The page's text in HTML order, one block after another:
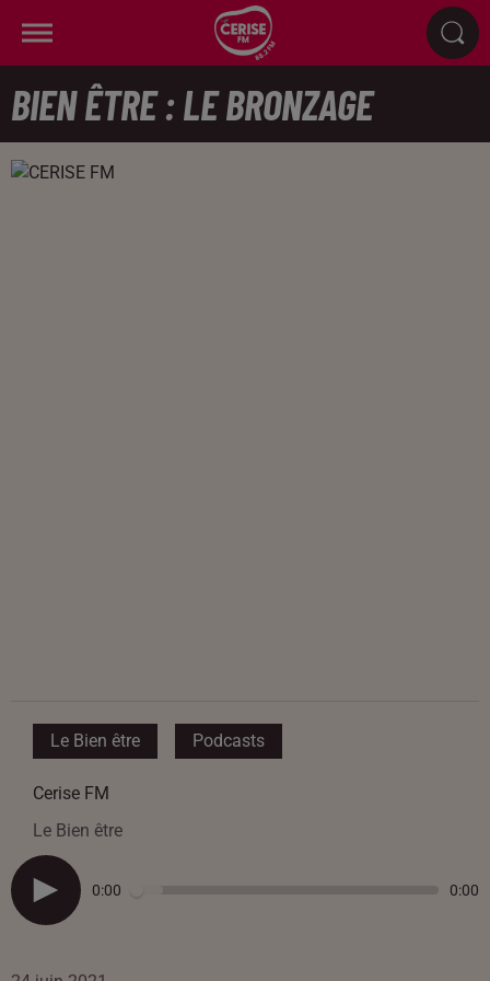
BIEN ÊTRE : LE BRONZAGE
Le Bien être Podcasts
Cerise FM
Le Bien être
0:00 0:00